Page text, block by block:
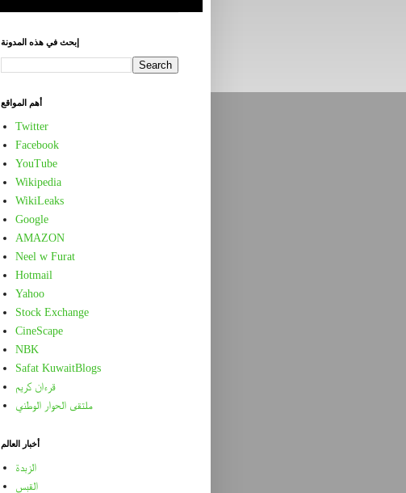
إبحث في هذه المدونة
أهم المواقع
Twitter
Facebook
YouTube
Wikipedia
WikiLeaks
Google
AMAZON
Neel w Furat
Hotmail
Yahoo
Stock Exchange
CineScape
NBK
Safat KuwaitBlogs
قرءان كريم
ملتقى الحوار الوطني
أخبار العالم
الزبدة
القبس